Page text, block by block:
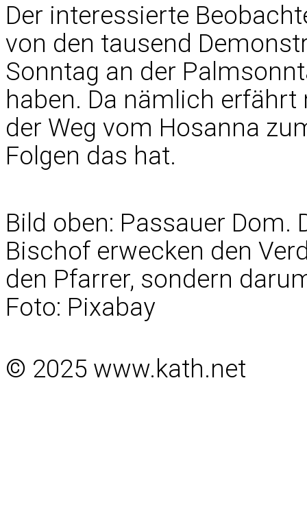
Der interessierte
von den tausend
Sonntag an der
haben. Da nämlich
der Weg vom Hosanna
Folgen das hat.
Bild oben: Passauer Dom.
Bischof erwecken den
den Pfarrer, sondern
Foto: Pixabay
© 2025 www.kath.net